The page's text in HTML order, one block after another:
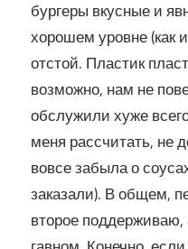
бургеры вкусные и
хорошем уровне (как
отстой. Пластик
возможно, нам не
обслужили хуже
меня рассчитать, не
вовсе забыла о
заказали). В общем,
второе